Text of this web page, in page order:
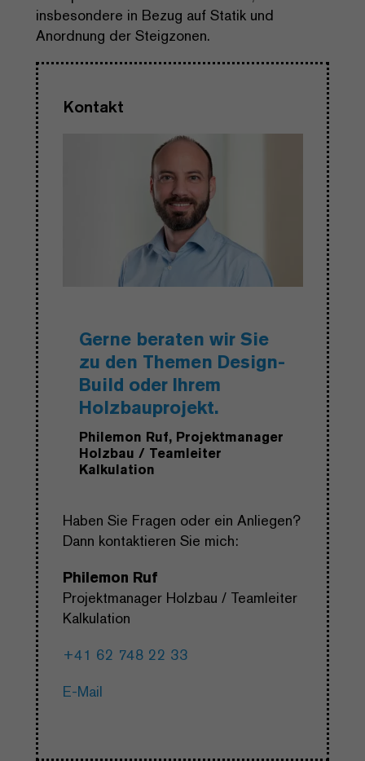
insbesondere in Bezug auf Statik und
Anordnung der Steigzonen.
Kontakt
Gerne beraten wir Sie
zu den Themen Design-
Build oder Ihrem
Holzbauprojekt.
Philemon Ruf, Projektmanager
Holzbau / Teamleiter
Kalkulation
Haben Sie Fragen oder ein Anliegen?
Dann kontaktieren Sie mich:
Philemon Ruf
Projektmanager Holzbau / Teamleiter
Kalkulation
+41 62 748 22 33
E-Mail